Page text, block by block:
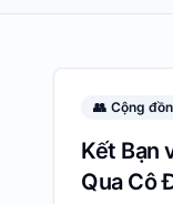
👥 Cộng
Kết Bạn
Qua Cô